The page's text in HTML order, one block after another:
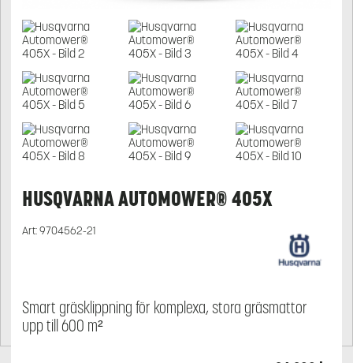
HUSQVARNA AUTOMOWER® 405X
Art:9704562-21
Smart gräsklippning för komplexa, stora gräsmattor
upp till 600 m²